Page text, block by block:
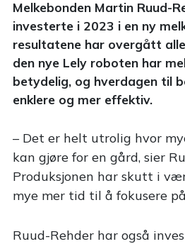
Melkebonden Martin Ruud-
investerte i 2023 i en ny
resultatene har overgått
den nye Lely roboten har
betydelig, og hverdagen til
enklere og mer effektiv.
– Det er helt utrolig hvor
kan gjøre for en gård, sier
Produksjonen har skutt i
mye mer tid til å fokusere
Ruud-Rehder har også